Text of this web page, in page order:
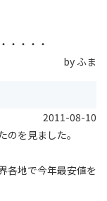
・・・・
by ふま
2011-08-10
を見ました。
各地で今年最安値を